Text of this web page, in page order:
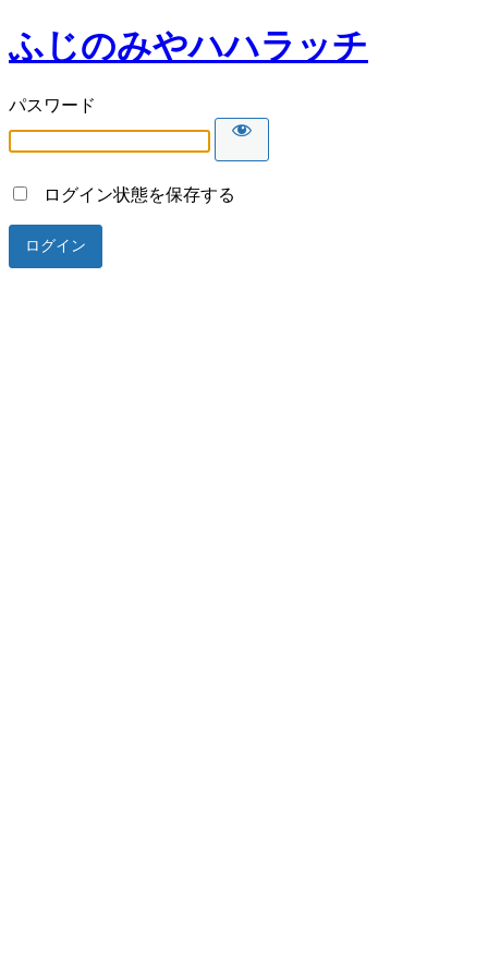
ふじのみやハハラッチ
パスワード
ログイン状態を保存する